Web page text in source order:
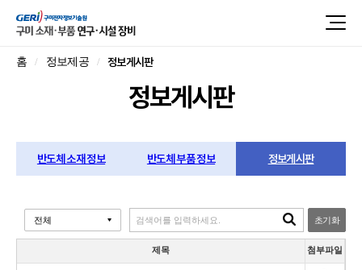
홈 정보제공 정보게시판
정보게시판
반도체 소재 정보 반도체 부품 정보 정보게시판
초기화
제목 첨부파일